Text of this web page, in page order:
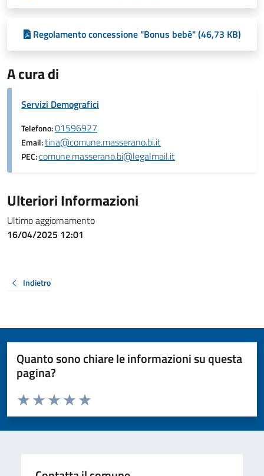
Regolamento concessione "Bonus bebè" (46,73 KB)
A cura di
Servizi Demografici
Telefono:01596927
Email:tina@comune.masserano.bi.it
PEC:comune.masserano.bi@legalmail.it
Ulteriori Informazioni
Ultimo aggiornamento
16/04/2025 12:01
Indietro
Quanto sono chiare le informazioni su questa
pagina?
Valuta da 1 a 5 stelle la pagina
Valuta 5 stelle su 5
Valuta 4 stelle su 5
Valuta 3 stelle su 5
Valuta 2 stelle su 5
Valuta 1 stelle su 5